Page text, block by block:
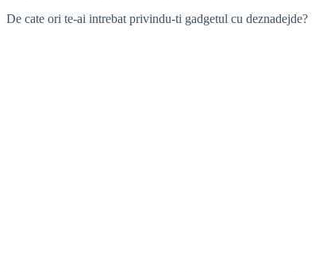
De cate ori te-ai intrebat privindu-ti gadgetul cu deznadejde?